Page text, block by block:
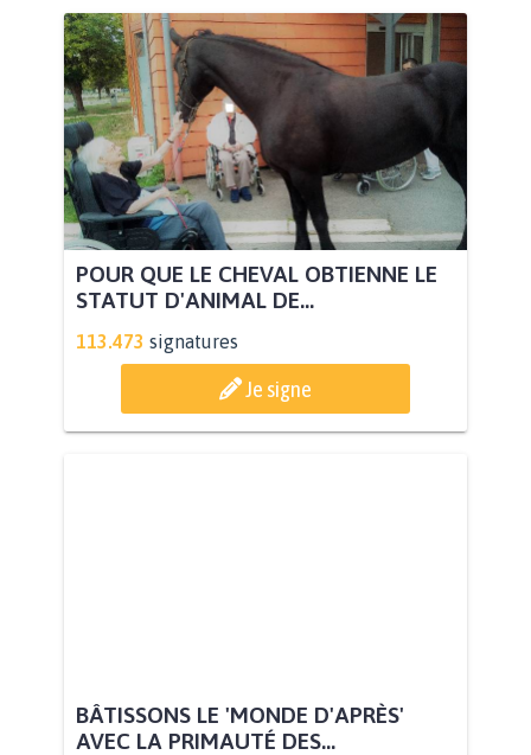
POUR QUE LE CHEVAL OBTIENNE LE
STATUT D'ANIMAL DE...
113.473 signatures
Je signe
BÂTISSONS LE 'MONDE D'APRÈS'
AVEC LA PRIMAUTÉ DES...